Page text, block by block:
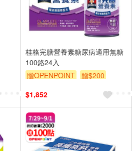
桂格完膳營養素糖尿病適用無糖
100鉻24入
贈OPENPOINT
贈$200
$1,852